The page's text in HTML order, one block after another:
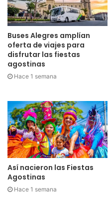
Buses Alegres amplían
oferta de viajes para
disfrutar las fiestas
agostinas
Hace 1 semana
Así nacieron las Fiestas
Agostinas
Hace 1 semana